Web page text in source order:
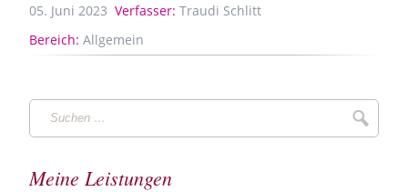
05. Juni 2023 Verfasser: Traudi Schlitt
Bereich: Allgemein
Suchen
…
Meine Leistungen